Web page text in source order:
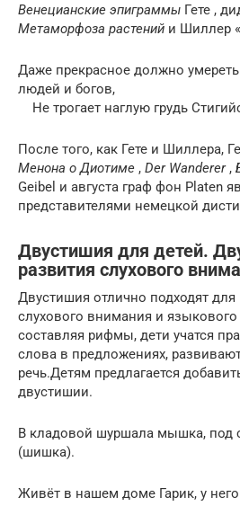
Венецианские эпиграммы Гете ,
Метаморфоза растений и Шиллер «
Даже прекрасное должно
людей и богов,
Не трогает наглую грудь
После того, как Гете и Шиллера,
Менона о Диотиме , Der Wanderer,
Geibel и августа граф фон Platen
представителями немецкой
Двустишия для детей.
развития слухового
Двустишия отлично подходят для
слухового внимания и языкового
составляя рифмы, дети учатся
слова в предложениях,
речь.Детям предлагается
двустишии.
В кладовой шуршала мышка, под
(шишка).
Живёт в нашем доме Гарик, у